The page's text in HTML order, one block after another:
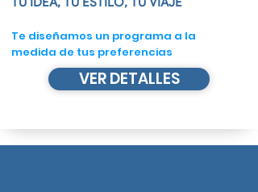
Te diseñamos un programa a la
medida de tus preferencias​
VER DETALLES